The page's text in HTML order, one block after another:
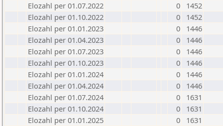
Elozahl per 01.07.2022
0
1452
Elozahl per 01.10.2022
0
1452
Elozahl per 01.01.2023
0
1446
Elozahl per 01.04.2023
0
1446
Elozahl per 01.07.2023
0
1446
Elozahl per 01.10.2023
0
1446
Elozahl per 01.01.2024
0
1446
Elozahl per 01.04.2024
0
1446
Elozahl per 01.07.2024
0
1631
Elozahl per 01.10.2024
0
1631
Elozahl per 01.01.2025
0
1631